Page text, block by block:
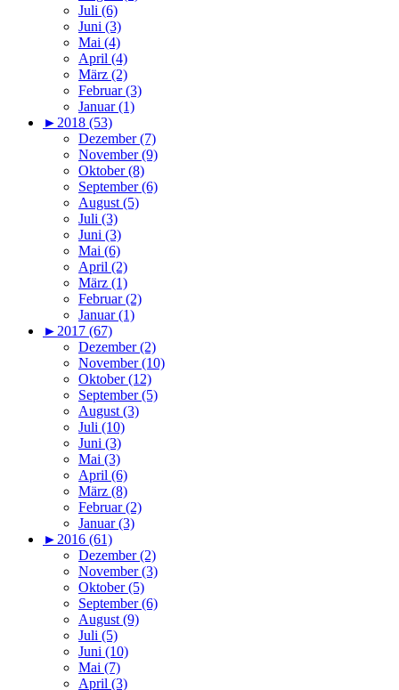
Juli (6)
Juni (3)
Mai (4)
April (4)
März (2)
Februar (3)
Januar (1)
► 2018 (53)
Dezember (7)
November (9)
Oktober (8)
September (6)
August (5)
Juli (3)
Juni (3)
Mai (6)
April (2)
März (1)
Februar (2)
Januar (1)
► 2017 (67)
Dezember (2)
November (10)
Oktober (12)
September (5)
August (3)
Juli (10)
Juni (3)
Mai (3)
April (6)
März (8)
Februar (2)
Januar (3)
► 2016 (61)
Dezember (2)
November (3)
Oktober (5)
September (6)
August (9)
Juli (5)
Juni (10)
Mai (7)
April (3)